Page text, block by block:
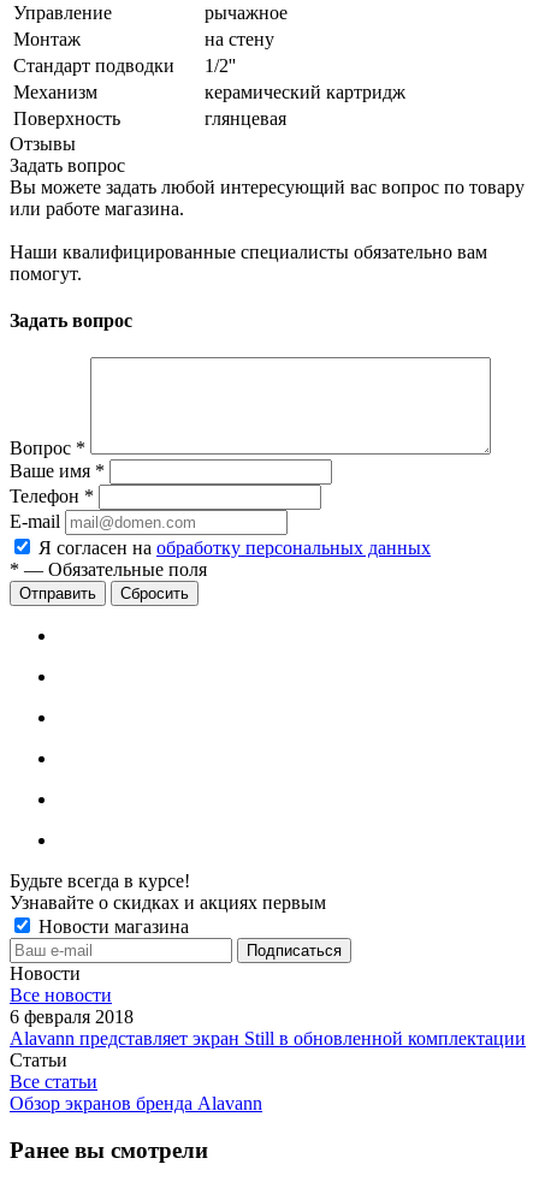
Управление
рычажное
Монтаж
на стену
Стандарт подводки
1/2''
Механизм
керамический картридж
Поверхность
глянцевая
Отзывы
Задать вопрос
Вы можете задать любой интересующий вас вопрос по товару
или работе магазина.
Наши квалифицированные специалисты обязательно вам
помогут.
Задать вопрос
Вопрос *
Ваше имя *
Телефон *
E-mail
Я согласен на обработку персональных данных
* — Обязательные поля
Сбросить
Будьте всегда в курсе!
Узнавайте о скидках и акциях первым
Новости магазина
Новости
Все новости
6 февраля 2018
Alavann представляет экран Still в обновленной комплектации
Статьи
Все статьи
Обзор экранов бренда Alavann
Ранее вы смотрели